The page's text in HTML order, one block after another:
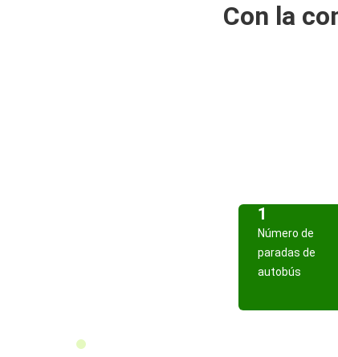
Con la
1
Número de
paradas de
autobús